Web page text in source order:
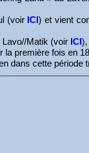
(voir ICI) et vient
Matik (voir ICI),
la première fois en
dans cette